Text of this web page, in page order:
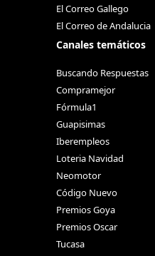
El Correo Gallego
El Correo de Andalucia
Canales temáticos
Buscando Respuestas
Compramejor
Fórmula1
Guapisimas
Iberempleos
Loteria Navidad
Neomotor
Código Nuevo
Premios Goya
Premios Oscar
Tucasa